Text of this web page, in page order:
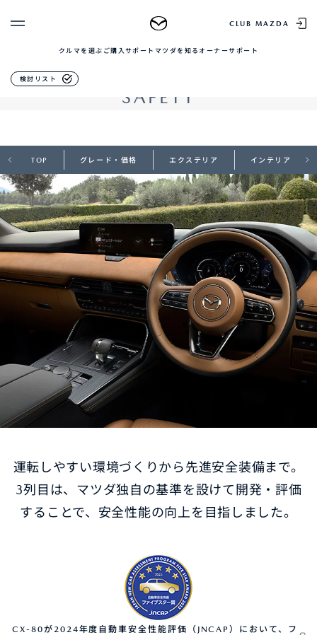
CLUB MAZDA
クルマを選ぶ ご購入サポート マツダを知る オーナーサポート
検討リスト
ご購入サポート
クルマ購入ガイド
カンタン見積り
販売店検索
試乗車検索
購入相談
マツダを知る
オーナーサポート
中古車
お問合せ/FAQ
ニュースルーム
ログイン
CLUB MAZDAとは
登録情報の変更
お知らせ配信の登録・解除
ログアウト
MAZDA CX-80
SAFETY
TOP グレード・価格 エクステリア インテリア
運転しやすい環境づくりから先進安全装備まで。
3列目は、マツダ独自の基準を設けて開発・評価
することで、安全性能の向上を目指しました。
CX-80が2024年度自動車安全性能評価（JNCAP）において、フ